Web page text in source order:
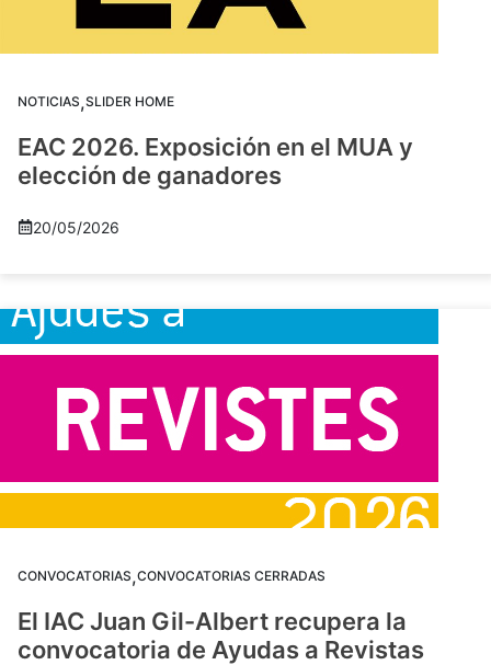
NOTICIAS,SLIDER HOME
EAC 2026. Exposición en el MUA y
elección de ganadores
20/05/2026
CONVOCATORIAS,CONVOCATORIAS CERRADAS
El IAC Juan Gil-Albert recupera la
convocatoria de Ayudas a Revistas